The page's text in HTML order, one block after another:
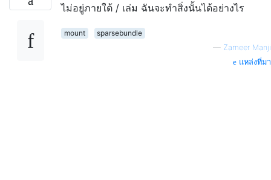
ไม่อยู่ภายใต้ / เล่ม ฉันจะทำสิ่งนั้นได้อย่างไร
mount
sparsebundle
— Zameer Manji
แหล่งที่มา